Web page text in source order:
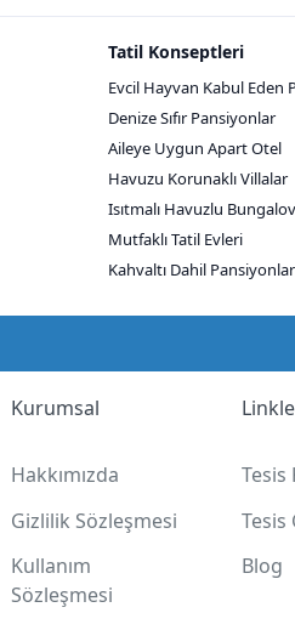
Tatil Konseptleri
Evcil Hayvan Kabul Eden
Denize Sıfır Pansiyonlar
Aileye Uygun Apart Otel
Havuzu Korunaklı Villalar
Isıtmalı Havuzlu
Mutfaklı Tatil Evleri
Kahvaltı Dahil Pansiyonlar
Kurumsal
Hakkımızda
Gizlilik Sözleşmesi
Kullanım
Sözleşmesi
Tesis
Tesis
Blog